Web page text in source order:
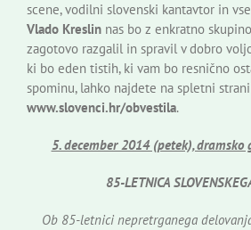
scene, vodilni slovenski kantavtor in
Vlado Kreslin nas bo z enkratno skupino
zagotovo razgalil in spravil v dobro
ki bo eden tistih, ki vam bo resnično
spominu, lahko najdete na spletni
www.slovenci.hr/obvestila.
5. december 2014 (petek), dramsko
85-LETNICA
Ob 85-letnici nepretrganega